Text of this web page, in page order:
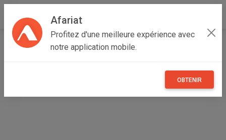
Afariat
Profitez d'une meilleure expérience avec
notre application mobile.
OBTENIR
Accueil Immobilier Grand Tunis